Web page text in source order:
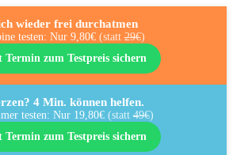
wieder frei durchatmen
testen: Nur 9,80€ (statt29€)
Termin zum Testpreis sichern
4 Min. können helfen.
testen: Nur 19,80€ (statt49€)
Termin zum Testpreis sichern